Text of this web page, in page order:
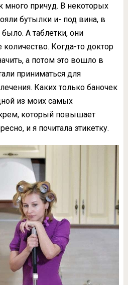
много причуд. В некоторых
бутылки и- под вина, в
А таблетки, они
Когда-то доктор
а потом это вошло в
приниматься для
Каких только баночек
из моих самых
который повышает
и я почитала этикетку.